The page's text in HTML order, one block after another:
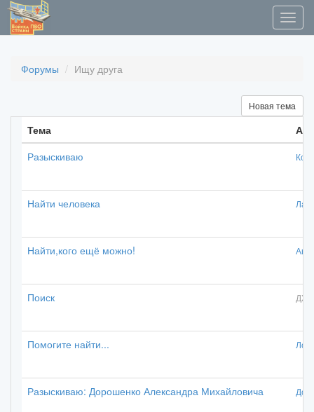
Форумы Ищу друга
Новая тема
Тема
Разыскиваю
Найти человека
Найти,кого ещё можно!
Поиск
Помогите найти...
Разыскиваю: Дорошенко Александра Михайловича